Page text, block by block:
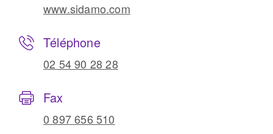
www.sidamo.com
Téléphone
02 54 90 28 28
Fax
0 897 656 510